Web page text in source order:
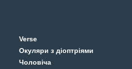
Verse
Окуляри з діоптріями
Чоловіча